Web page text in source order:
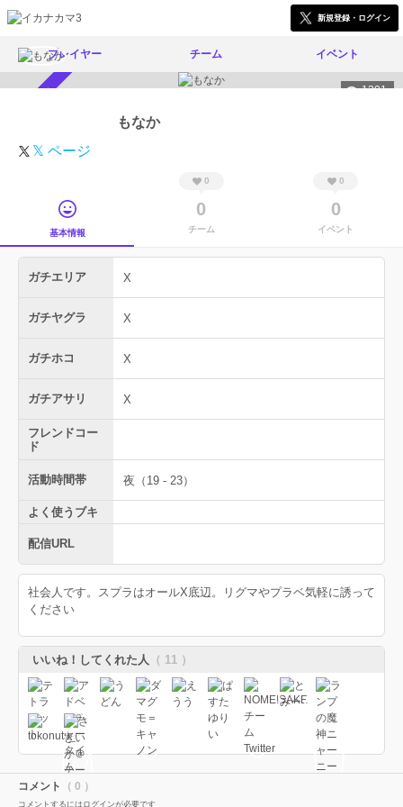
新規登録・ログイン
プレイヤー チーム イベント
1301
もなか
𝕏 ページ
基本情報
0
0
チーム
0
0
イベント
ガチエリア X
ガチヤグラ X
ガチホコ X
ガチアサリ X
フレンドコー
ド
活動時間帯 夜（19 - 23）
よく使うブキ
配信URL
社会人です。スプラはオールX底辺。リグマやプラベ気軽に誘って
ください
いいね！してくれた人 （ 11 ）
コメント （ 0 ）
コメントするにはログインが必要です